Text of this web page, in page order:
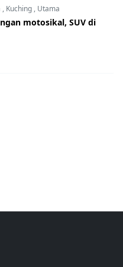
, Kuching , Utama
motosikal, SUV di